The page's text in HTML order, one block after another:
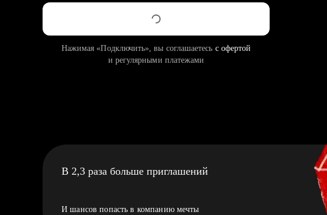
Нажимая «Подключить», вы соглашаетесь с офертой
и регулярными платежами
В 2,3 раза больше приглашений
И шансов попасть в компанию мечты